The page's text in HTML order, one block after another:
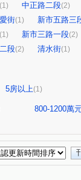
(1) 中正路二段(2)
街(1)
新市五路三
(1) 新市三路一段(2)
段(2) 清水街(1)
5房以上(1)
800-1200萬